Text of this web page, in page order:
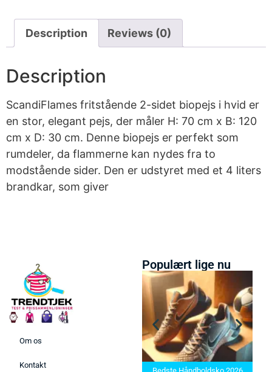
Description Reviews (0)
Description
ScandiFlames fritstående 2-sidet biopejs i hvid er
en stor, elegant pejs, der måler H: 70 cm x B: 120
cm x D: 30 cm. Denne biopejs er perfekt som
rumdeler, da flammerne kan nydes fra to
modstående sider. Den er udstyret med et 4 liters
brandkar, som giver
Om os
Kontakt
Populært lige nu
Bedste Saunatæppe 2025 –
Find de bedste produkter her!
Bedste Håndboldsko 2026